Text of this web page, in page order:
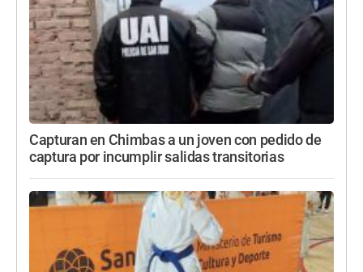
Capturan en Chimbas a un joven con pedido de
captura por incumplir salidas transitorias